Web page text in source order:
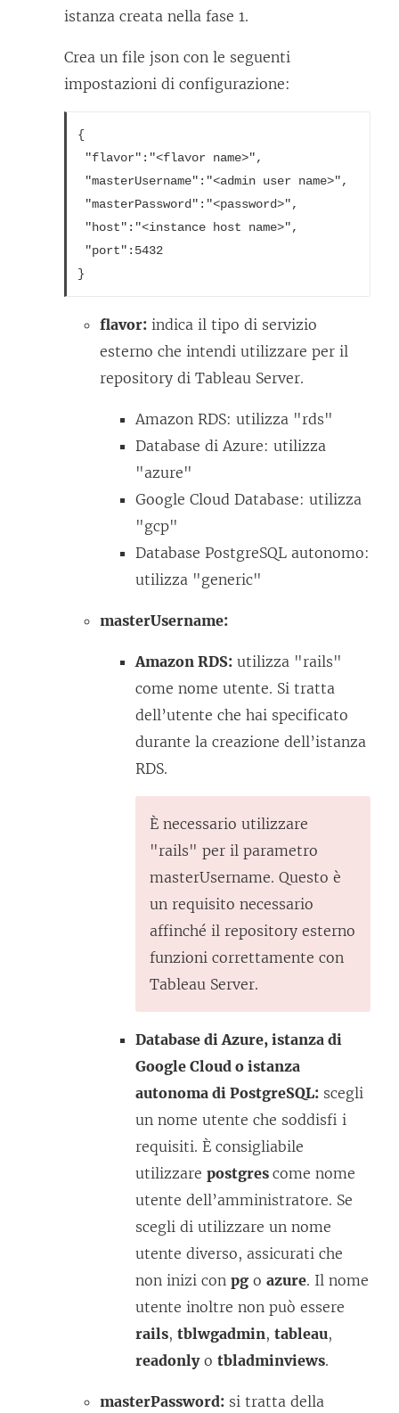
e
n
v
i
n
p
e
r
o
i
n
u
n
a
n
u
v
a
f
i
n
s
t
r
a
)
g
a
n
n
e
a
e
r
o
n
u
n
n
u
o
v
i
n
e
s
t
r
a
)
istanza creata nella fase 1.
Crea un file json con le seguenti
impostazioni di configurazione:
{
"flavor":"<flavor name>",
"masterUsername":"<admin user name>",
"masterPassword":"<password>",
"host":"<instance host name>",
"port":5432
flavor: indica il tipo di servizio
esterno che intendi utilizzare per il
repository di Tableau Server.
Amazon RDS: utilizza "rds"
Database di Azure: utilizza
"azure"
Google Cloud Database: utilizza
"gcp"
Database PostgreSQL autonomo:
utilizza "generic"
masterUsername:
Amazon RDS: utilizza "rails"
come nome utente. Si tratta
dell’utente che hai specificato
durante la creazione dell’istanza
RDS.
È necessario utilizzare
"rails" per il parametro
masterUsername. Questo è
un requisito necessario
affinché il repository esterno
funzioni correttamente con
Tableau Server.
Database di Azure, istanza di
Google Cloud o istanza
autonoma di PostgreSQL: scegli
un nome utente che soddisfi i
requisiti. È consigliabile
utilizzare postgres come nome
utente dell’amministratore. Se
scegli di utilizzare un nome
utente diverso, assicurati che
non inizi con pg o azure. Il nome
utente inoltre non può essere
rails, tblwgadmin, tableau,
readonlyo tbladminviews.
masterPassword: si tratta della